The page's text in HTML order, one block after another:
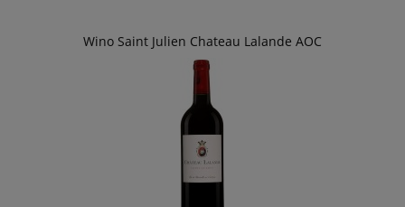
Wino Saint Julien Chateau Lalande AOC